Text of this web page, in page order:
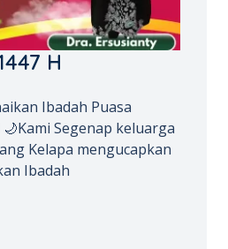
H
Ibadah Puasa
Segenap keluarga
Kelapa mengucapkan
Ibadah